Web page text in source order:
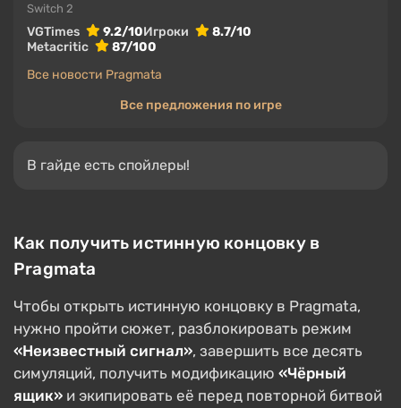
Switch 2
VGTimes 9.2/10Игроки
8.7/10
Metacritic
87/100
Все новости Pragmata
Все предложения по игре
В гайде есть спойлеры!
Как получить истинную концовку в
Pragmata
Чтобы открыть истинную концовку в Pragmata,
нужно пройти сюжет, разблокировать режим
«Неизвестный сигнал», завершить все десять
симуляций, получить модификацию «Чёрный
ящик» и экипировать её перед повторной битвой